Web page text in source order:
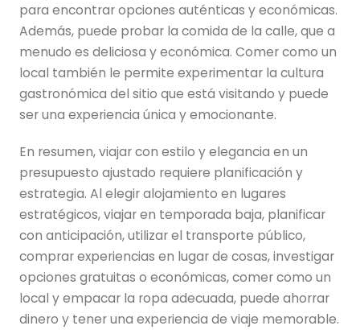
para encontrar opciones auténticas y económicas.
Además, puede probar la comida de la calle, que a
menudo es deliciosa y económica. Comer como un
local también le permite experimentar la cultura
gastronómica del sitio que está visitando y puede
ser una experiencia única y emocionante.
En resumen, viajar con estilo y elegancia en un
presupuesto ajustado requiere planificación y
estrategia. Al elegir alojamiento en lugares
estratégicos, viajar en temporada baja, planificar
con anticipación, utilizar el transporte público,
comprar experiencias en lugar de cosas, investigar
opciones gratuitas o económicas, comer como un
local y empacar la ropa adecuada, puede ahorrar
dinero y tener una experiencia de viaje memorable.